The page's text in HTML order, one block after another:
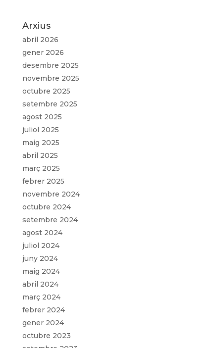
Arxius
abril 2026
gener 2026
desembre 2025
novembre 2025
octubre 2025
setembre 2025
agost 2025
juliol 2025
maig 2025
abril 2025
març 2025
febrer 2025
novembre 2024
octubre 2024
setembre 2024
agost 2024
juliol 2024
juny 2024
maig 2024
abril 2024
març 2024
febrer 2024
gener 2024
octubre 2023